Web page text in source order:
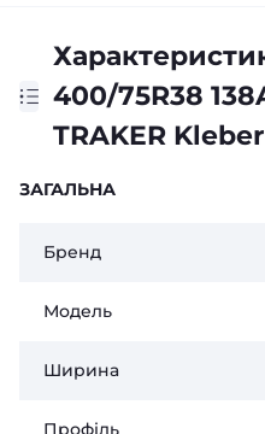
400/75R38
TRAKER Kleber
ЗАГАЛЬНА
Бренд
Модель
Ширина
Профіль